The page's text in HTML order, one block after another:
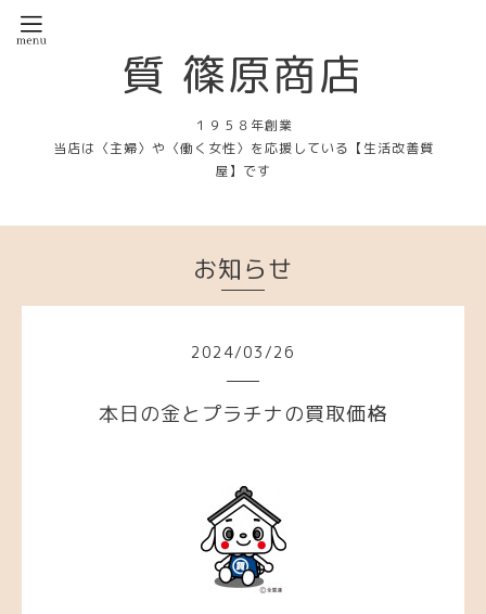
質 篠原商店
１９５８年創業
当店は〈主婦〉や〈働く女性〉を応援している【生活改善質
屋】です
お知らせ
2024/03/26
本日の金とプラチナの買取価格